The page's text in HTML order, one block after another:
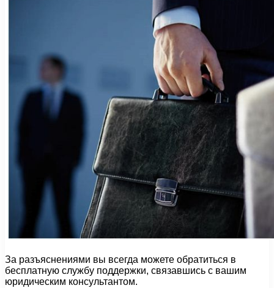
За разъяснениями вы всегда можете обратиться в
бесплатную службу поддержки, связавшись с вашим
юридическим консультантом.